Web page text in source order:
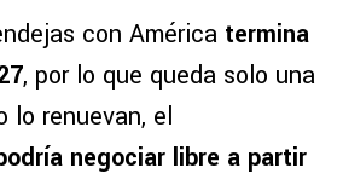
con América termina
, por lo que queda solo una
lo renuevan, el
negociar libre a partir